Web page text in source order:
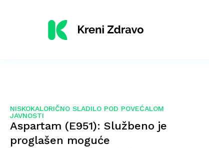
NISKOKALORIČNO SLADILO POD POVEĆALOM
JAVNOSTI
Aspartam (E951): Službeno je
proglašen moguće